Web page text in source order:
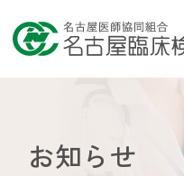
お知らせ